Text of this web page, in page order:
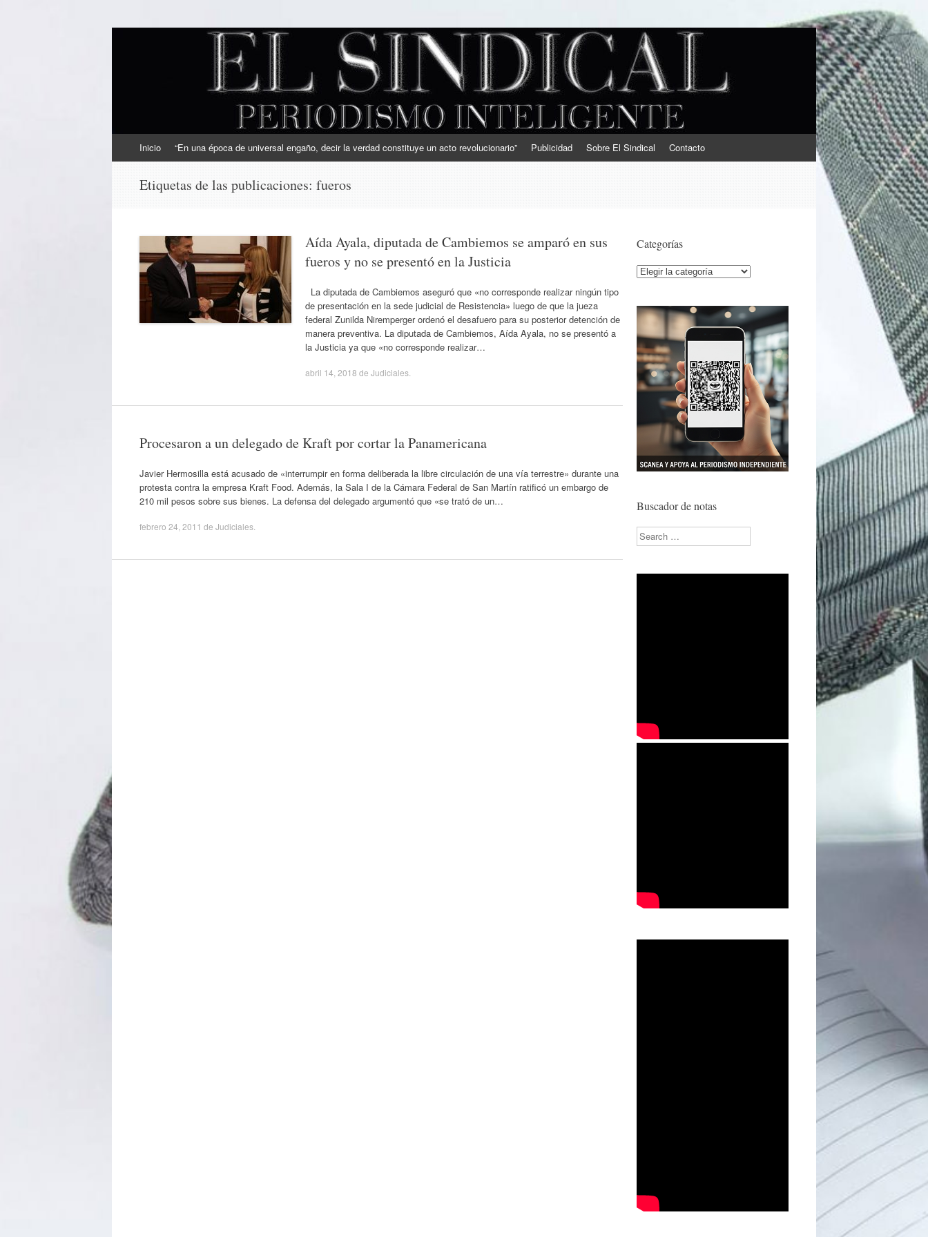
EL SINDICAL
Periodismo Inteligente
al
Inicio “En una época de universal engaño, decir la verdad constituye un acto revolucionario” Publicidad Sobre El Sindical Contacto
Etiquetas de las publicaciones: fueros
Aída Ayala, diputada de Cambiemos se amparó en sus
fueros y no se presentó en la Justicia
La diputada de Cambiemos aseguró que «no corresponde realizar ningún tipo
de presentación en la sede judicial de Resistencia» luego de que la jueza
federal Zunilda Niremperger ordenó el desafuero para su posterior detención de
manera preventiva. La diputada de Cambiemos, Aída Ayala, no se presentó a
la Justicia ya que «no corresponde realizar…
abril 14, 2018 de Judiciales
Procesaron a un delegado de Kraft por cortar la Panamericana
Javier Hermosilla está acusado de «interrumpir en forma deliberada la libre circulación de una vía terrestre» durante una
protesta contra la empresa Kraft Food. Además, la Sala I de la Cámara Federal de San Martín ratificó un embargo de
210 mil pesos sobre sus bienes. La defensa del delegado argumentó que «se trató de un…
febrero 24, 2011 de Judiciales
Categorías
Categorías
Buscador de notas
Search